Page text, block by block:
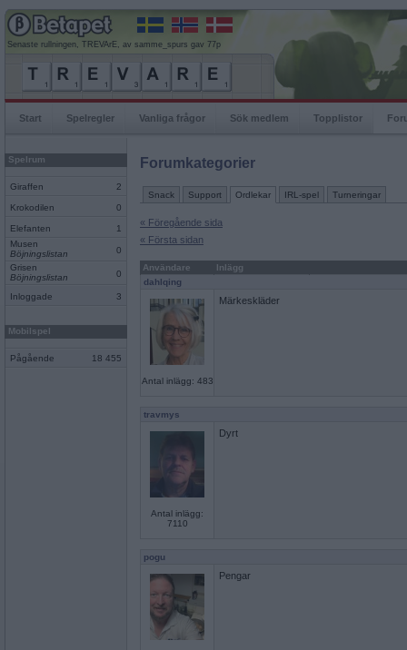
Senaste rullningen, TREVArE, av samme_spurs gav 77p
Start Spelregler Vanliga frågor Sök medlem Topplistor
Spelrum
Giraffen 2
Krokodilen 0
Elefanten
1
Musen
Böjningslistan
0
Grisen
Böjningslistan
0
Inloggade 3
Mobilspel
Pågående 18 455
Forumkategorier
Snack Support Ordlekar IRL-spel Turneringar
« Föregående sida
« Första sidan
Användare
Inlägg
dahlqing
Antal inlägg: 483
Märkeskläder
travmys
Antal inlägg:
7110
Dyrt
pogu
Pengar